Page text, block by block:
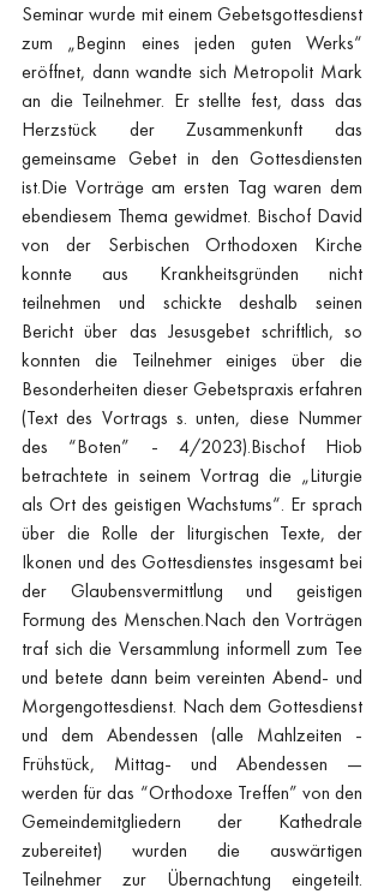
Seminar wurde mit einem Gebetsgottesdienst
zum „Beginn eines jeden guten Werks“
eröffnet, dann wandte sich Metropolit Mark
an die Teilnehmer. Er stellte fest, dass das
Herzstück der Zusammenkunft das
gemeinsame Gebet in den Gottesdiensten
ist.Die Vorträge am ersten Tag waren dem
ebendiesem Thema gewidmet. Bischof David
von der Serbischen Orthodoxen Kirche
konnte aus Krankheitsgründen nicht
teilnehmen und schickte deshalb seinen
Bericht über das Jesusgebet schriftlich, so
konnten die Teilnehmer einiges über die
Besonderheiten dieser Gebetspraxis erfahren
(Text des Vortrags s. unten, diese Nummer
des “Boten” - 4/2023).Bischof Hiob
betrachtete in seinem Vortrag die „Liturgie
als Ort des geistigen Wachstums“. Er sprach
über die Rolle der liturgischen Texte, der
Ikonen und des Gottesdienstes insgesamt bei
der Glaubensvermittlung und geistigen
Formung des Menschen.Nach den Vorträgen
traf sich die Versammlung informell zum Tee
und betete dann beim vereinten Abend- und
Morgengottesdienst. Nach dem Gottesdienst
und dem Abendessen (alle Mahlzeiten -
Frühstück, Mittag- und Abendessen —
werden für das “Orthodoxe Treffen” von den
Gemeindemitgliedern der Kathedrale
zubereitet) wurden die auswärtigen
Teilnehmer zur Übernachtung eingeteilt.